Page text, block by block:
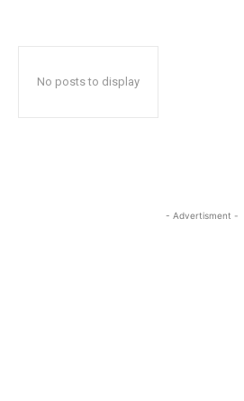
No posts to display
- Advertisment -